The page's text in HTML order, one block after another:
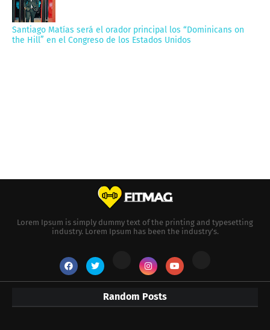
Santiago Matías será el orador principal los “Dominicans on
the Hill” en el Congreso de los Estados Unidos
Lorem Ipsum is simply dummy text of the printing and typesetting
industry. Lorem Ipsum has been the industry's.
Random Posts